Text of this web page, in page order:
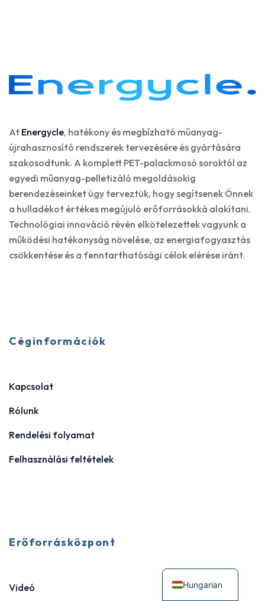
At Energycle, hatékony és megbízható műanyag-
újrahasznosító rendszerek tervezésére és gyártására
szakosodtunk. A komplett PET-palackmosó soroktól az
egyedi műanyag-pelletizáló megoldásokig
berendezéseinket úgy terveztük, hogy segítsenek Önnek
a hulladékot értékes megújuló erőforrásokká alakítani.
Technológiai innováció révén elkötelezettek vagyunk a
működési hatékonyság növelése, az energiafogyasztás
csökkentése és a fenntarthatósági célok elérése iránt.
Céginformációk
Kapcsolat
Rólunk
Rendelési folyamat
Felhasználási feltételek
Erőforrásközpont
Videó Hungarian